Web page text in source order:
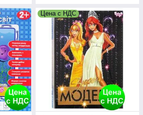
Цена с НДС